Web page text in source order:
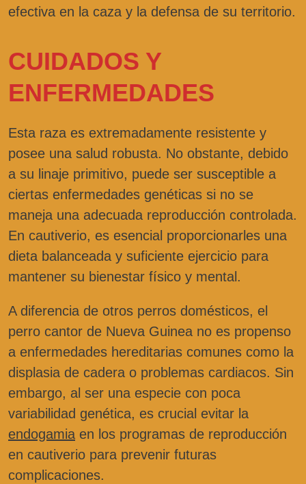
efectiva en la caza y la defensa de su territorio.
CUIDADOS Y
ENFERMEDADES
Esta raza es extremadamente resistente y
posee una salud robusta. No obstante, debido
a su linaje primitivo, puede ser susceptible a
ciertas enfermedades genéticas si no se
maneja una adecuada reproducción controlada.
En cautiverio, es esencial proporcionarles una
dieta balanceada y suficiente ejercicio para
mantener su bienestar físico y mental.
A diferencia de otros perros domésticos, el
perro cantor de Nueva Guinea no es propenso
a enfermedades hereditarias comunes como la
displasia de cadera o problemas cardiacos. Sin
embargo, al ser una especie con poca
variabilidad genética, es crucial evitar la
endogamia en los programas de reproducción
en cautiverio para prevenir futuras
complicaciones.